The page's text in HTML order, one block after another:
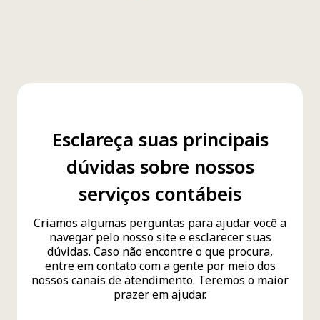
Prorrogada linha de crédito para
hospitais filantrópicos 07/08/2026
Reforma Tributária: CGNFS-e orienta
sobre os prazos para destaque de
IBS/CBS nas notas fiscais de serviço
07/08/2026
Esclareça suas principais
dúvidas sobre nossos
serviços contábeis
Criamos algumas perguntas para ajudar você a
navegar pelo nosso site e esclarecer suas
dúvidas. Caso não encontre o que procura,
entre em contato com a gente por meio dos
nossos canais de atendimento. Teremos o maior
prazer em ajudar.